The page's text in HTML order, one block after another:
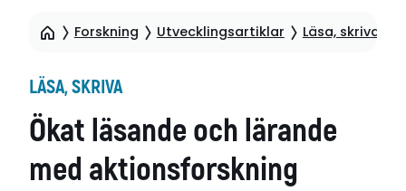
Forskning Utvecklingsartiklar Läsa, skriva
LÄSA, SKRIVA
Ökat läsande och lärande
med aktionsforskning